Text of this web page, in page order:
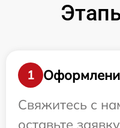
1
Свяжитесь с
оставьте